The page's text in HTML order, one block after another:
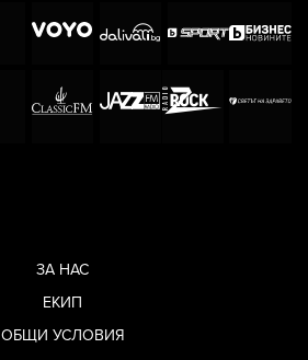
ЗА НАС
ЕКИП
ОБЩИ УСЛОВИЯ